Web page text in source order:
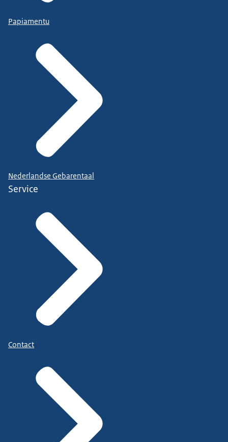
Papiamentu
Nederlandse Gebarentaal
Service
Contact